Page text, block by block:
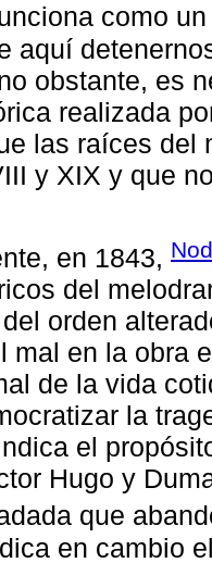
como
aquí
obstante, es
realizada
las raíces del
y XIX y que
en 1843,
del
orden
mal en la obra
de la vida
la
el
Hugo y
que
en cambio